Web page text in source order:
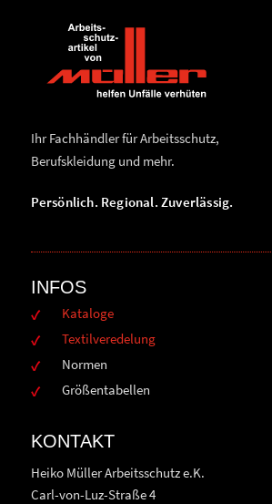
Ihr Fachhändler für Arbeitsschutz,
Berufskleidung und mehr.
Persönlich. Regional. Zuverlässig.
INFOS
Kataloge
Textilveredelung
Normen
Größentabellen
KONTAKT
Heiko Müller Arbeitsschutz e.K.
Carl-von-Luz-Straße 4